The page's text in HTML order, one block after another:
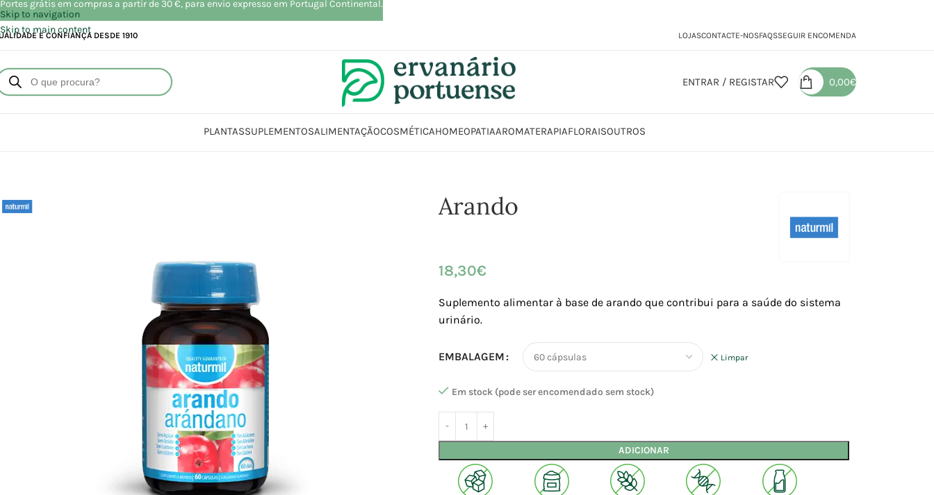
Skip to navigation
Skip to main content
E CONFIANÇA DESDE 1910 LOJASCONTACTE-NOSFAQSSEGUIR ENCOMENDA
ENTRAR / REGISTAR 0,00€
PLANTASSUPLEMENTOSALIMENTAÇÃOCOSMÉTICAHOMEOPATIAAROMATERAPIAFLORAISOUTROS
Arando
18,30€
Suplemento alimentar à base de arando que contribui para a saúde do sistema
urinário.
EMBALAGEM Limpar
Em stock (pode ser encomendado sem stock)
ADICIONAR
Portes grátis em compras a partir de 30 €, para envio expresso em Portugal Continental.